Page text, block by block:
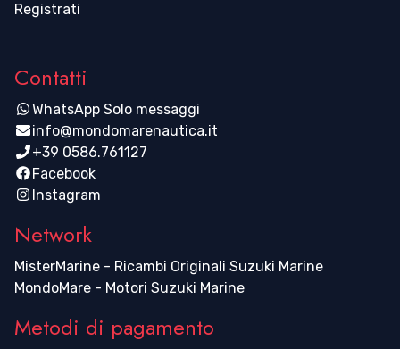
Registrati
Contatti
WhatsApp Solo messaggi
info@mondomarenautica.it
+39 0586.761127
Facebook
Instagram
Network
MisterMarine - Ricambi Originali Suzuki Marine
MondoMare - Motori Suzuki Marine
Metodi di pagamento